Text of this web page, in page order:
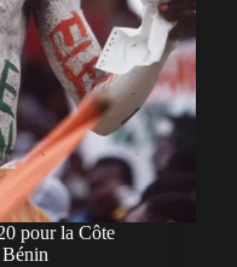
pour la Côte